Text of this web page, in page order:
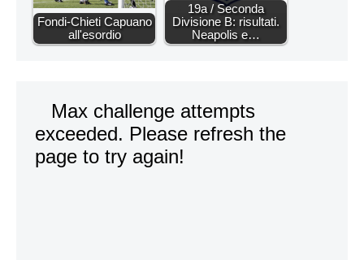
Fondi-Chieti Capuano
all'esordio
19a / Seconda
Divisione B: risultati.
Neapolis e…